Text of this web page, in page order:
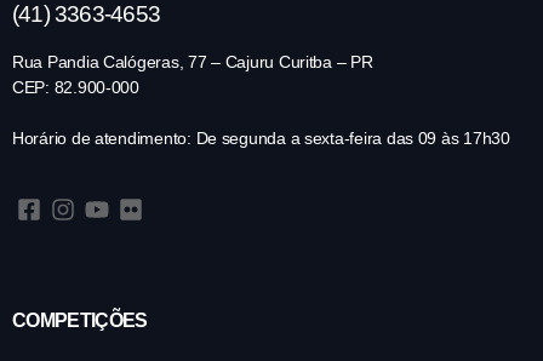
(41) 3363-4653
Rua Pandia Calógeras, 77 – Cajuru Curitba – PR
CEP: 82.900-000
Horário de atendimento: De segunda a sexta-feira das 09 às 17h30
COMPETIÇÕES